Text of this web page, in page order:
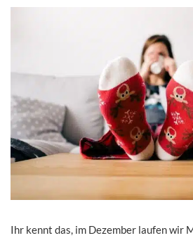
Ihr kennt das, im Dezember laufen wir